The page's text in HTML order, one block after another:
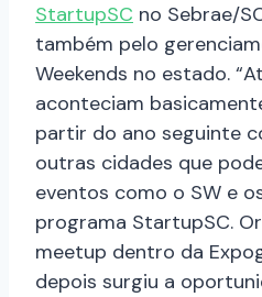
StartupSC no Sebrae/
também pelo
Weekends no estado.
aconteciam
partir do ano seguinte
outras cidades que
eventos como o SW e
programa StartupSC.
meetup dentro da
depois surgiu a